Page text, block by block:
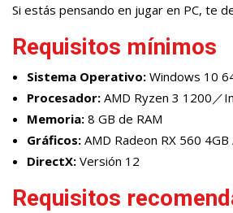
Si estás pensando en jugar en PC, te
Requisitos mínimos
Sistema Operativo: Windows 10
Procesador: AMD Ryzen 3 1200／
Memoria: 8 GB de RAM
Gráficos: AMD Radeon RX 560
DirectX: Versión 12
Requisitos